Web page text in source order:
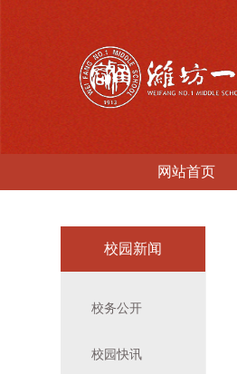
网站首页
校园新闻
校务公开
校园快讯